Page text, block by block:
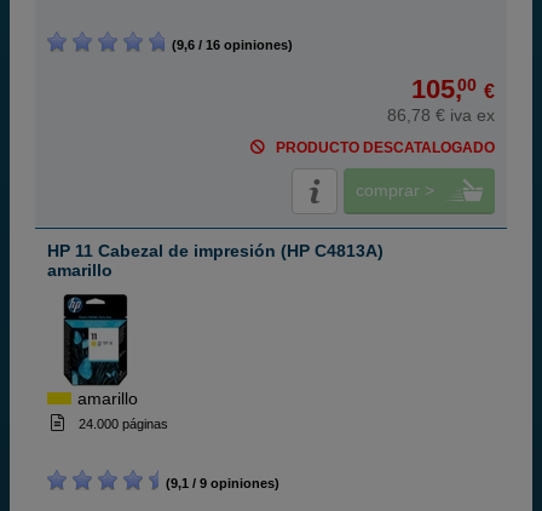
(9,6 / 16 opiniones)
105,00 €
86,78 € iva ex
PRODUCTO DESCATALOGADO
comprar >
HP 11 Cabezal de impresión (HP C4813A)
amarillo
amarillo
24.000 páginas
(9,1 / 9 opiniones)